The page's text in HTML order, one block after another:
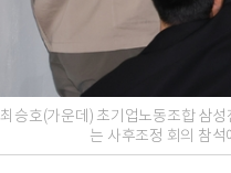
최승호(가운데) 초기업노동조합 삼
는 사후조정 회의 참